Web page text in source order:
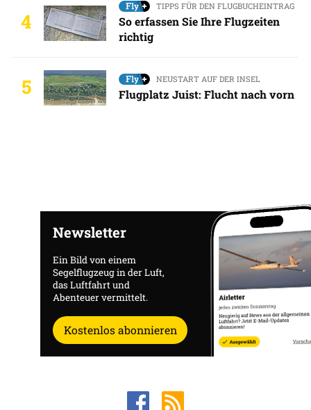
4
TIPPS FÜR DEN FLUGBUCHEINTRAG
So erfassen Sie Ihre Flugzeiten
richtig
5 NEUSTART AUF DER INSEL
Flugplatz Juist: Flucht nach vorn
Newsletter
Ein Bild von einem
Segelflugzeug in der Luft,
das Luftfahrt und
Abenteuer vermittelt.
Kostenlos abonnieren